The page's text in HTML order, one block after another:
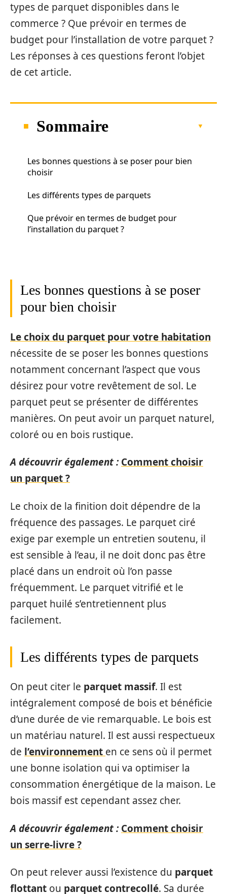
types de parquet disponibles dans le
commerce ? Que prévoir en termes de
budget pour l’installation de votre parquet ?
Les réponses à ces questions feront l’objet
de cet article.
Sommaire
Les bonnes questions à se poser pour bien
choisir
Les différents types de parquets
Que prévoir en termes de budget pour
l’installation du parquet ?
Les bonnes questions à se poser
pour bien choisir
Le choix du parquet pour votre habitation
nécessite de se poser les bonnes questions
notamment concernant l’aspect que vous
désirez pour votre revêtement de sol. Le
parquet peut se présenter de différentes
manières. On peut avoir un parquet naturel,
coloré ou en bois rustique.
A découvrir également : Comment choisir
un parquet ?
Le choix de la finition doit dépendre de la
fréquence des passages. Le parquet ciré
exige par exemple un entretien soutenu, il
est sensible à l’eau, il ne doit donc pas être
placé dans un endroit où l’on passe
fréquemment. Le parquet vitrifié et le
parquet huilé s’entretiennent plus
facilement.
Les différents types de parquets
On peut citer le parquet massif. Il est
intégralement composé de bois et bénéficie
d’une durée de vie remarquable. Le bois est
un matériau naturel. Il est aussi respectueux
de l’environnement en ce sens où il permet
une bonne isolation qui va optimiser la
consommation énergétique de la maison. Le
bois massif est cependant assez cher.
A découvrir également : Comment choisir
un serre-livre ?
On peut relever aussi l’existence du parquet
flottant ou parquet contrecollé. Sa durée